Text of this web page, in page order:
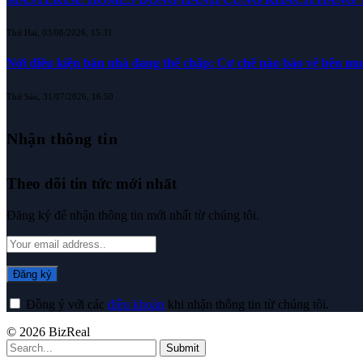
Thứ Hai, 03/08/2026, 15:31
Nới điều kiện bán nhà đang thế chấp: Cơ chế nào bảo vệ bên
Thứ Sáu, 31/07/2026, 16:50
Nhận thông tin
Theo dõi tin tức mới nhất
Đăng ký để nhận thông tin mới nhất từ chúng tôi.
Đồng ý với các điều khoản khi nhận thông tin từ chúng tôi.
© 2026 BizReal
Submit